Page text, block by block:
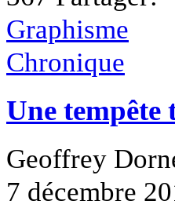
Graphisme
Chronique
Une tempête
Geoffrey
7 décembre